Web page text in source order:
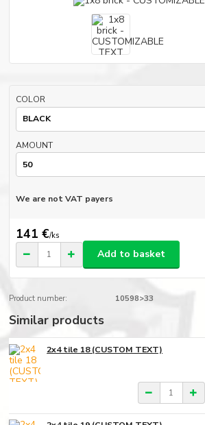
COLOR
AMOUNT
We are not VAT payers
141 €/ks
Add to basket
Product number: 10598>33
Similar products
2x4 tile 18 (CUSTOM TEXT)